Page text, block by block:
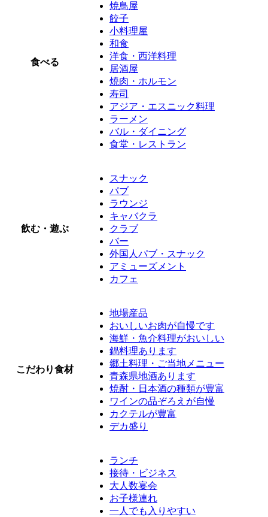
食べる
焼鳥屋
餃子
小料理屋
和食
洋食・西洋料理
居酒屋
焼肉・ホルモン
寿司
アジア・エスニック料理
ラーメン
バル・ダイニング
食堂・レストラン
飲む・遊ぶ
スナック
パブ
ラウンジ
キャバクラ
クラブ
バー
外国人パブ・スナック
アミューズメント
カフェ
こだわり食材
地場産品
おいしいお肉が自慢です
海鮮・魚介料理がおいしい
鍋料理あります
郷土料理・ご当地メニュー
青森県地酒あります
焼酎・日本酒の種類が豊富
ワインの品ぞろえが自慢
カクテルが豊富
デカ盛り
ランチ
接待・ビジネス
大人数宴会
お子様連れ
一人でも入りやすい